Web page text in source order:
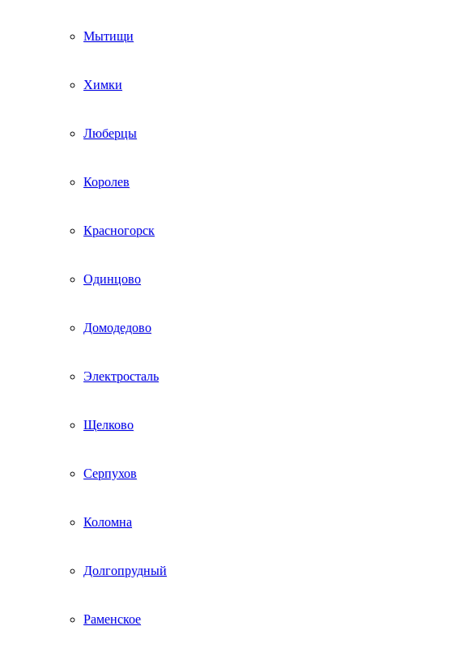
Мытищи
Химки
Люберцы
Королев
Красногорск
Одинцово
Домодедово
Электросталь
Щелково
Серпухов
Коломна
Долгопрудный
Раменское